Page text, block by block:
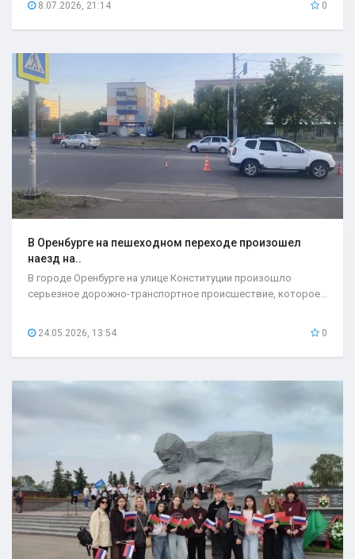
8.07.2026, 21:14 0
В Оренбурге на пешеходном переходе произошел
наезд на..
В городе Оренбурге на улице Конституции произошло
серьезное дорожно-транспортное происшествие, которое...
24.05.2026, 13:54 0